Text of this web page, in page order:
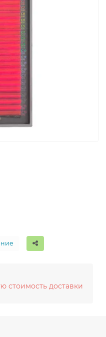
стоимость доставки